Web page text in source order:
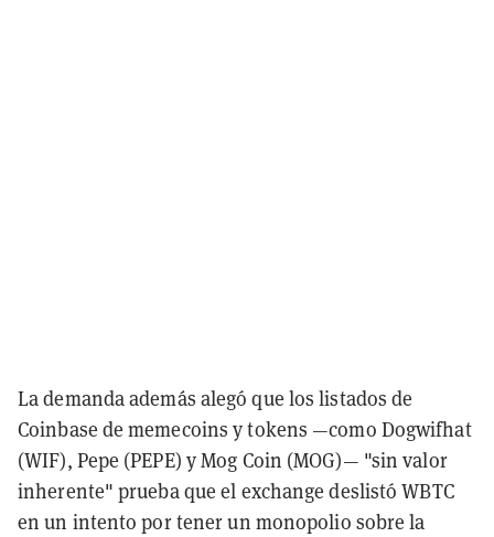
La demanda además alegó que los listados de
Coinbase de memecoins y tokens —como Dogwifhat
(WIF), Pepe (PEPE) y Mog Coin (MOG)— "sin valor
inherente" prueba que el exchange deslistó WBTC
en un intento por tener un monopolio sobre la